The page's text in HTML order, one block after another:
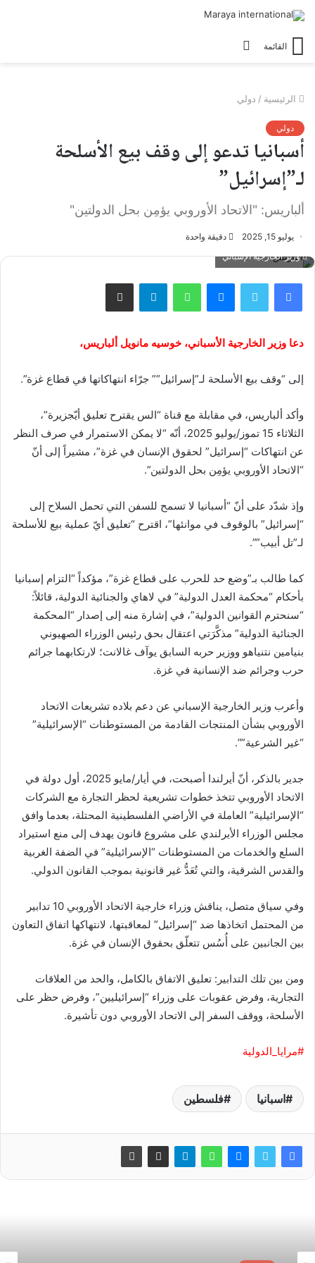
القائمة
الرئيسية / دولي
دولي
أسبانيا تدعو إلى وقف بيع الأسلحة
لـ”إسرائيل”
ألباريس: "الاتحاد الأوروبي يؤمِن بحل الدولتين"
يوليو 15, 2025 دقيقة واحدة
وزير الخارجية الإسباني
فيسبوك تويتر ماسنجر واتساب تيلقرام مشاركة عبر البريد
دعا وزير الخارجية الأسباني، خوسيه مانويل ألباريس،
إلى “وقف بيع الأسلحة لـ”إسرائيل”” جرّاء انتهاكاتها في قطاع غزة”.
وأكد ألباريس، في مقابلة مع قناة “الس يقترح تعليق أيّجزيرة”،
الثلاثاء 15 تموز/يوليو 2025، أنّه “لا يمكن الاستمرار في صرف النظر
عن انتهاكات “إسرائيل” لحقوق الإنسان في غزة”، مشيراً إلى أنّ
“الاتحاد الأوروبي يؤمِن بحل الدولتين”.
وإذ شدّد على أنّ “أسبانيا لا تسمح للسفن التي تحمل السلاح إلى
“إسرائيل” بالوقوف في موانئها”، اقترح “تعليق أيّ عملية بيع للأسلحة
لـ”تل أبيب””.
كما طالب بـ”وضع حد للحرب على قطاع غزة”، مؤكداً “التزام إسبانيا
بأحكام “محكمة العدل الدولية” في لاهاي والجنائية الدولية، قائلاً:
“سنحترم القوانين الدولية”، في إشارة منه إلى إصدار “المحكمة
الجنائية الدولية” مذكَّرَتي اعتقال بحق رئيس الوزراء الصهيوني
بنيامين نتنياهو ووزير حربه السابق يوآف غالانت؛ لارتكابهما جرائم
حرب وجرائم ضد الإنسانية في غزة.
وأعرب وزير الخارجية الإسباني عن دعم بلاده تشريعات الاتحاد
الأوروبي بشأن المنتجات القادمة من المستوطنات “الإسرائيلية”
“غير الشرعية””.
جدير بالذكر، أنّ أيرلندا أصبحت، في أيار/مايو 2025، أول دولة في
الاتحاد الأوروبي تتخذ خطوات تشريعية لحظر التجارة مع الشركات
“الإسرائيلية” العاملة في الأراضي الفلسطينية المحتلة، بعدما وافق
مجلس الوزراء الأيرلندي على مشروع قانون يهدف إلى منع استيراد
السلع والخدمات من المستوطنات “الإسرائيلية” في الضفة الغربية
والقدس الشرقية، والتي تُعَدُّ غير قانونية بموجب القانون الدولي.
وفي سياق متصل، يناقش وزراء خارجية الاتحاد الأوروبي 10 تدابير
من المحتمل اتخاذها ضد “إسرائيل” لمعاقبتها، لانتهاكها اتفاق التعاون
بين الجانبين على أُسُس تتعلّق بحقوق الإنسان في غزة.
ومن بين تلك التدابير: تعليق الاتفاق بالكامل، والحد من العلاقات
التجارية، وفرض عقوبات على وزراء “إسرائيليين”، وفرض حظر على
الأسلحة، ووقف السفر إلى الاتحاد الأوروبي دون تأشيرة.
#مرايا_الدولية
اسبانيا فلسطين